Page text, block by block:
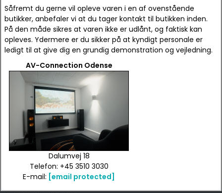
Såfremt du gerne vil opleve varen i en af ovenstående
butikker, anbefaler vi at du tager kontakt til butikken inden.
På den måde sikres at varen ikke er udlånt, og faktisk kan
opleves. Ydermere er du sikker på at kyndigt personale er
ledigt til at give dig en grundig demonstration og vejledning.
AV-Connection Odense
Dalumvej 18
Telefon: +45 3510 3030
E-mail: [email protected]